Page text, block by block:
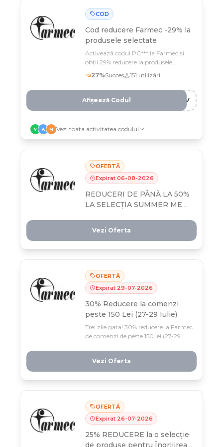
COD
Cod reducere Farmec -29% la
produsele selectate
Activează codul PC*** la Farmec și
obții 29% reducere la produsele
selectate din program
27%Succes 151 utilizări
Y3V
Afișează Codul
V A M Vezi toata activitatea codului
OFERTĂ
Expirat 06-08-2026
REDUCERI DE PÂNĂ LA 50%
LA SELECȚIA SUMMER MEGA
Vezi Oferta
OFERTĂ
Expirat 29-07-2026
30% Reducere la comenzi
peste 150 Lei (27-29 Iulie)
Trei zile gata! 30% reducere la Farmec
pe comenzi de peste 150 lei (27-29
Vezi Oferta
OFERTĂ
Expirat 26-07-2026
25% REDUCERE la o selecție
de produse pentru Îngrijirea